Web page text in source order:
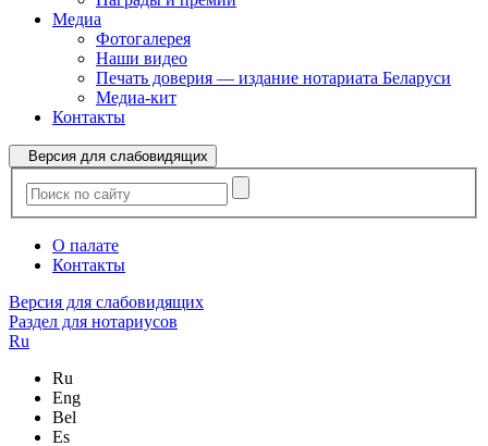
Медиа
Фотогалерея
Наши видео
Печать доверия — издание нотариата Беларуси
Медиа-кит
Контакты
Версия для слабовидящих
О палате
Контакты
Версия для слабовидящих
Раздел для нотариусов
Ru
Ru
Eng
Bel
Es